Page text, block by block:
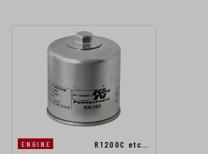
ENGINE
R1200C etc…